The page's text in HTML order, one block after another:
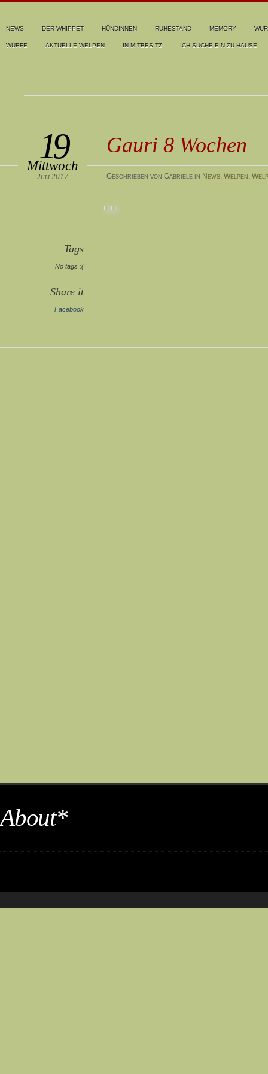
NEWS DER WHIPPET HÜNDINNEN RUHESTAND MEMORY
WÜRFE AKTUELLE WELPEN IN MITBESITZ ICH SUCHE EIN ZU HAUSE
Gauri 8 Wochen
19
Mittwoch
Juli 2017 Geschrieben von Gabriele in News, Welpen,
Tags
No tags :(
Share it
Facebook
About*